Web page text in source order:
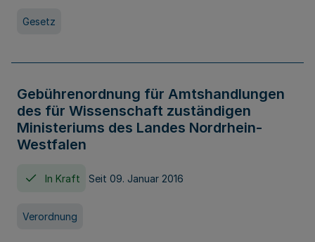
Gesetz
Gebührenordnung für Amtshandlungen
des für Wissenschaft zuständigen
Ministeriums des Landes Nordrhein-
Westfalen
In Kraft Seit 09. Januar 2016
Verordnung